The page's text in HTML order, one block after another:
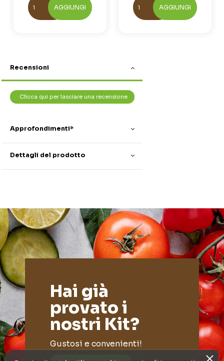
AGGIUNGI AGGIUNGI
Recensioni
Clicca qui per lasciare una recensione
Approfondimenti*
Dettagli del prodotto
Hai già
provato i
nostri Kit?
Gustosi e convenienti!